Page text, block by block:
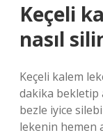
Keçeli
nasıl
Keçeli kalem
dakika bekletip
bezle iyice
lekenin hemen